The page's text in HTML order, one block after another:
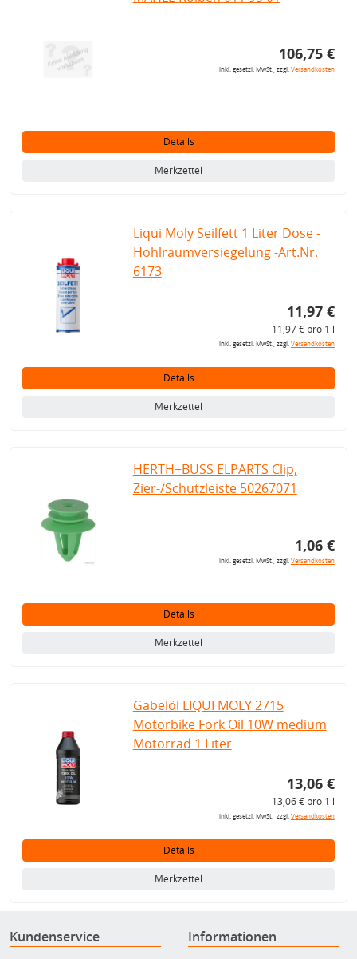
106,75 €
inkl. gesetzl. MwSt., zzgl.Versandkosten
Details
Merkzettel
Liqui Moly Seilfett 1 Liter Dose -
Hohlraumversiegelung -Art.Nr.
6173
11,97 €
11,97 € pro 1 l
inkl. gesetzl. MwSt., zzgl.Versandkosten
Details
Merkzettel
HERTH+BUSS ELPARTS Clip,
Zier-/Schutzleiste 50267071
1,06 €
inkl. gesetzl. MwSt., zzgl.Versandkosten
Details
Merkzettel
Gabelöl LIQUI MOLY 2715
Motorbike Fork Oil 10W medium
Motorrad 1 Liter
13,06 €
13,06 € pro 1 l
inkl. gesetzl. MwSt., zzgl.Versandkosten
Details
Merkzettel
Kundenservice Informationen